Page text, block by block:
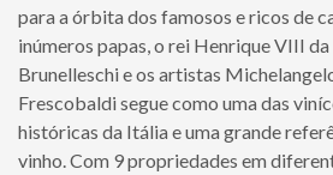
para a órbita dos famosos e ricos de
inúmeros papas, o rei Henrique VIII
Brunelleschi e os artistas
Frescobaldi segue como uma das
históricas da Itália e uma grande
vinho. Com 9 propriedades em